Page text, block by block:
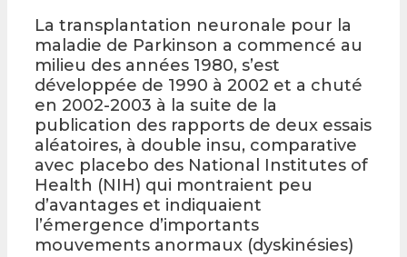
La transplantation neuronale pour la
maladie de Parkinson a commencé au
milieu des années 1980, s’est
développée de 1990 à 2002 et a chuté
en 2002-2003 à la suite de la
publication des rapports de deux essais
aléatoires, à double insu, comparative
avec placebo des National Institutes of
Health (NIH) qui montraient peu
d’avantages et indiquaient
l’émergence d’importants
mouvements anormaux (dyskinésies)